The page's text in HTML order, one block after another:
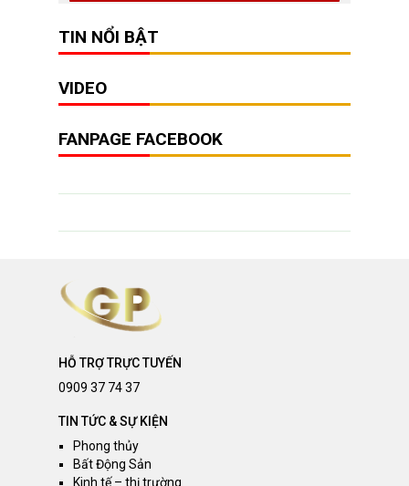
TIN NỔI BẬT
VIDEO
FANPAGE FACEBOOK
HỖ TRỢ TRỰC TUYẾN
0909 37 74 37
TIN TỨC & SỰ KIỆN
Phong thủy
Bất Động Sản
Kinh tế – thị trường